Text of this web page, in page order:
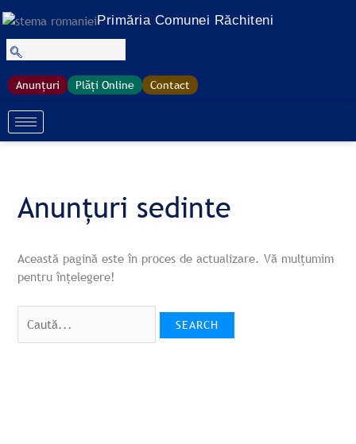
Treci
la
conținut
Primăria Comunei Răchiteni
Anunțuri Plăți Online Contact
Anunțuri sedinte
Această pagină este în proces de actualizare. Vă mulțumim
pentru înțelegere!
for:
a
r
c
h